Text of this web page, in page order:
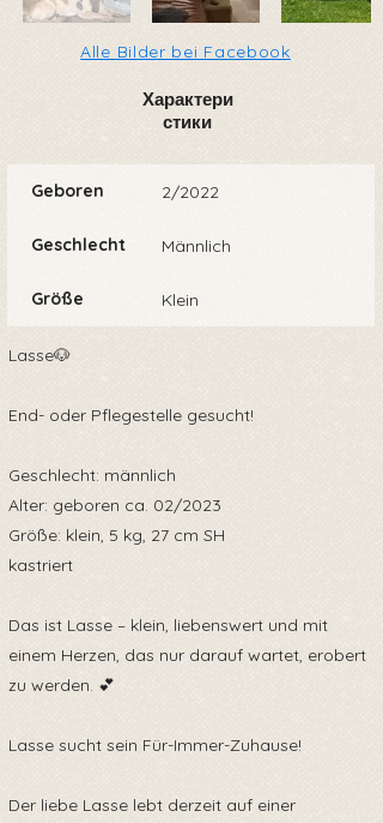
Alle Bilder bei Facebook
Характери
стики
Geboren 2/2022
Geschlecht Männlich
Größe Klein
Lasse🐶
End- oder Pflegestelle gesucht!
Geschlecht: männlich
Alter: geboren ca. 02/2023
Größe: klein, 5 kg, 27 cm SH
kastriert
Das ist Lasse – klein, liebenswert und mit
einem Herzen, das nur darauf wartet, erobert
zu werden. 💕
Lasse sucht sein Für-Immer-Zuhause!
Der liebe Lasse lebt derzeit auf einer